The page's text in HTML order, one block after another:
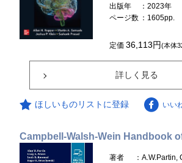
出版年
：2023年
ページ数 ：1605pp.
定価36,113円(本体
詳しく見る
ほしいものリストに登録 いい
Campbell-Walsh-Wein Handbook
著者
：